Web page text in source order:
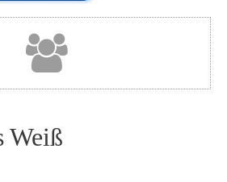
Weiß